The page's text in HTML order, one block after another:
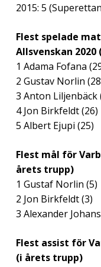
2015: 5
Flest spelade
Allsvenskan
1 Adama Fofana
2 Gustav Norlin
3 Anton Liljenbäck
4 Jon Birkfeldt (26)
5 Albert Ejupi (25)
Flest mål för
årets trupp)
1 Gustaf Norlin (5)
2 Jon Birkfeldt (3)
3 Alexander
Flest assist för
(i årets trupp)